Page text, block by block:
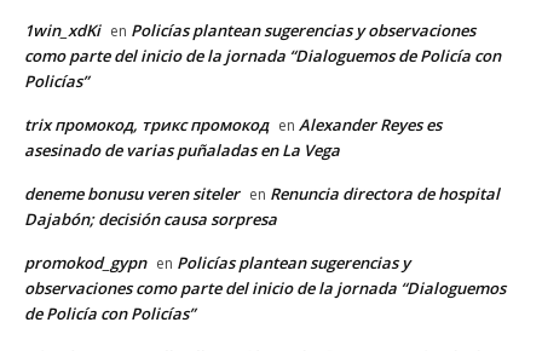
1win_xdKi en Policías plantean sugerencias y observaciones
como parte del inicio de la jornada “Dialoguemos de Policía con
Policías”
trix промокод, трикс промокод en Alexander Reyes es
asesinado de varias puñaladas en La Vega
deneme bonusu veren siteler en Renuncia directora de hospital
Dajabón; decisión causa sorpresa
promokod_gypn en Policías plantean sugerencias y
observaciones como parte del inicio de la jornada “Dialoguemos
de Policía con Policías”